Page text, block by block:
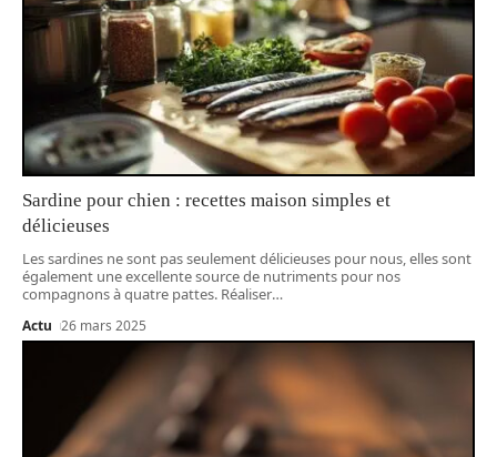
Sardine pour chien : recettes maison simples et
délicieuses
Les sardines ne sont pas seulement délicieuses pour nous, elles sont
également une excellente source de nutriments pour nos
compagnons à quatre pattes. Réaliser…
Actu 26 mars 2025